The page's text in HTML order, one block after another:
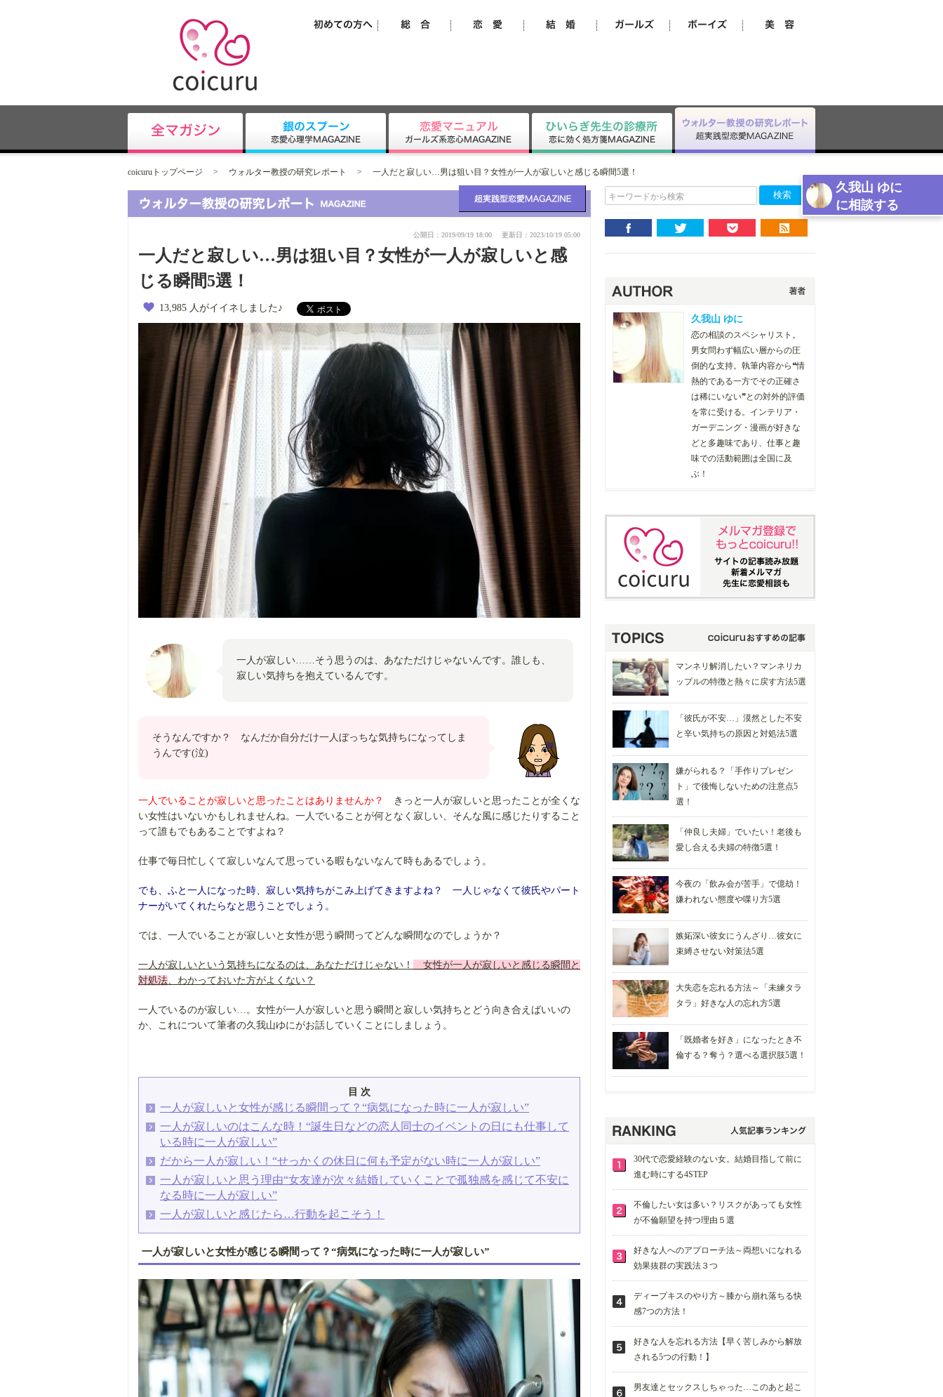
久我山 ゆに
に相談する
coicuruトップページ > ウォルター教授の研究レポート > 一人だと寂しい…男は狙い目？女性が一人が寂しいと感じる瞬間5選！
公開日：2019/09/19 18:00 更新日：2023/10/19 05:00
一人だと寂しい…男は狙い目？女性が一人が寂しいと感
じる瞬間5選！
13,985 人がイイネしました♪
一人が寂しい……そう思うのは、あなただけじゃないんです。誰しも、
寂しい気持ちを抱えているんです。
そうなんですか？ なんだか自分だけ一人ぼっちな気持ちになってしま
うんです(泣)
一人でいることが寂しいと思ったことはありませんか？
きっと一人が寂しいと思ったことが全くな
い女性はいないかもしれませんね。一人でいることが何となく寂しい、そんな風に感じたりすること
って誰もでもあることですよね？
仕事で毎日忙しくて寂しいなんて思っている暇もないなんて時もあるでしょう。
でも、ふと一人になった時、寂しい気持ちがこみ上げてきますよね？ 一人じゃなくて彼氏やパート
ナーがいてくれたらなと思うことでしょう。
では、一人でいることが寂しいと女性が思う瞬間ってどんな瞬間なのでしょうか？
一人が寂しいという気持ちになるのは、あなただけじゃない！
女性が一人が寂しいと感じる瞬間と
対処法、わかっておいた方がよくない？
一人でいるのが寂しい…。女性が一人が寂しいと思う瞬間と寂しい気持ちとどう向き合えばいいの
か、これについて筆者の久我山ゆにがお話していくことにしましょう。
目 次
一人が寂しいと女性が感じる瞬間って？“病気になった時に一人が寂しい”
一人が寂しいのはこんな時！“誕生日などの恋人同士のイベントの日にも仕事して
いる時に一人が寂しい”
だから一人が寂しい！“せっかくの休日に何も予定がない時に一人が寂しい”
一人が寂しいと思う理由“女友達が次々結婚していくことで孤独感を感じて不安に
なる時に一人が寂しい”
一人が寂しいと感じたら…行動を起こそう！
一人が寂しいと女性が感じる瞬間って？“病気になった時に一人が寂しい”
キーワードから検索
久我山 ゆに
恋の相談のスペシャリスト。
男女問わず幅広い層からの圧
倒的な支持。執筆内容から❝情
熱的である一方でその正確さ
は稀にいない❞との対外的評価
を常に受ける。インテリア・
ガーデニング・漫画が好きな
どと多趣味であり、仕事と趣
味での活動範囲は全国に及
ぶ！
マンネリ解消したい？マンネリカ
ップルの特徴と熱々に戻す方法5選
「彼氏が不安…」漠然とした不安
と辛い気持ちの原因と対処法5選
嫌がられる？「手作りプレゼン
ト」で後悔しないための注意点5
選！
「仲良し夫婦」でいたい！老後も
愛し合える夫婦の特徴5選！
今夜の「飲み会が苦手」で億劫！
嫌われない態度や喋り方5選
嫉妬深い彼女にうんざり…彼女に
束縛させない対策法5選
大失恋を忘れる方法～「未練タラ
タラ」好きな人の忘れ方5選
「既婚者を好き」になったとき不
倫する？奪う？選べる選択肢5選！
30代で恋愛経験のない女。結婚目指して前に
進む時にする4STEP
不倫したい女は多い？リスクがあっても女性
が不倫願望を持つ理由５選
好きな人へのアプローチ法～両想いになれる
効果抜群の実践法３つ
ディープキスのやり方～膝から崩れ落ちる快
感7つの方法！
好きな人を忘れる方法【早く苦しみから解放
される5つの行動！】
男友達とセックスしちゃった…このあと起こ